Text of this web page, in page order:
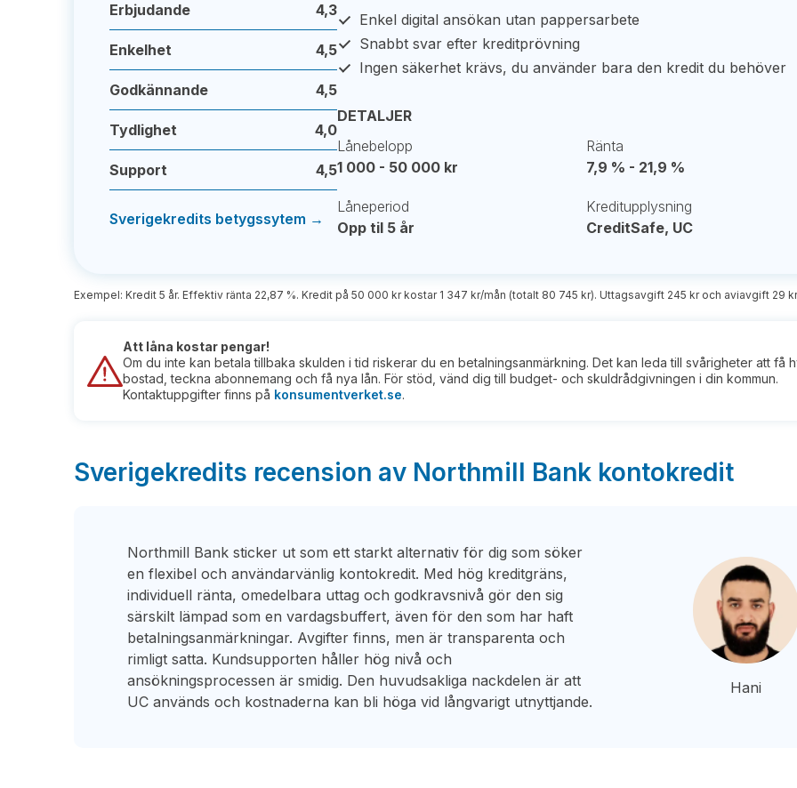
Erbjudande 4,3
Enkelhet 4,5
Godkännande 4,5
Tydlighet 4,0
Support 4,5
Sverigekredits betygssytem →
Enkel digital ansökan utan pappersarbete
Snabbt svar efter kreditprövning
Ingen säkerhet krävs, du använder bara den kredit du behöver
DETALJER
Lånebelopp
1 000 - 50 000 kr
Ränta
7,9 % - 21,9 %
Låneperiod
Opp til 5 år
Kreditupplysning
CreditSafe, UC
Exempel: Kredit 5 år. Effektiv ränta 22,87 %. Kredit på 50 000 kr kostar 1 347 kr/mån (totalt 80 745 kr). Uttagsavgift 245 kr och aviavgift 29
Att låna kostar pengar!
Om du inte kan betala tillbaka skulden i tid riskerar du en betalningsanmärkning. Det kan leda till svårigheter att få
bostad, teckna abonnemang och få nya lån. För stöd, vänd dig till budget- och skuldrådgivningen i din kommun.
Kontaktuppgifter finns på konsumentverket.se.
Sverigekredits recension av Northmill Bank kontokredit
Northmill Bank sticker ut som ett starkt alternativ för dig som söker
en flexibel och användarvänlig kontokredit. Med hög kreditgräns,
individuell ränta, omedelbara uttag och godkravsnivå gör den sig
särskilt lämpad som en vardagsbuffert, även för den som har haft
betalningsanmärkningar. Avgifter finns, men är transparenta och
rimligt satta. Kundsupporten håller hög nivå och
ansökningsprocessen är smidig. Den huvudsakliga nackdelen är att
UC används och kostnaderna kan bli höga vid långvarigt utnyttjande.
Hani